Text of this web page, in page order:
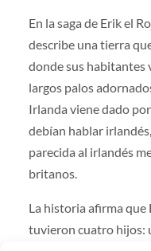
En la saga de Erik el
describe una tierra
donde sus habitantes
largos palos
Irlanda viene dado
debían hablar
parecida al irlandés
britanos.
La historia afirma que
tuvieron cuatro hijos: